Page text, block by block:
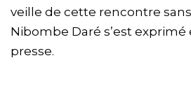
veille de cette rencontre
Nibombe Daré s’est
presse.